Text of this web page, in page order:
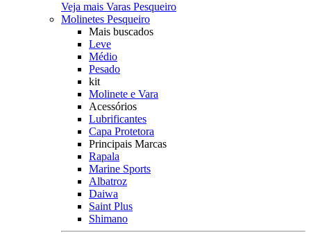
Veja mais Varas Pesqueiro
Molinetes Pesqueiro
Mais buscados
Leve
Médio
Pesado
kit
Molinete e Vara
Acessórios
Lubrificantes
Capa Protetora
Principais Marcas
Rapala
Marine Sports
Albatroz
Daiwa
Saint Plus
Shimano